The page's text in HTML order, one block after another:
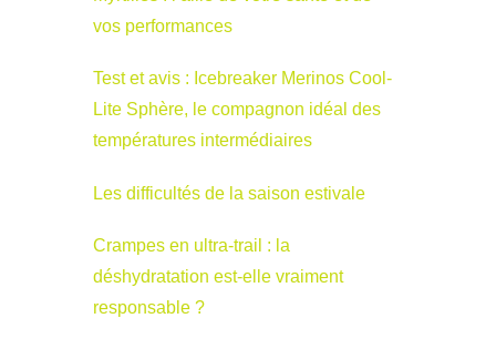
vos performances
Test et avis : Icebreaker Merinos Cool-
Lite Sphère, le compagnon idéal des
températures intermédiaires
Les difficultés de la saison estivale
Crampes en ultra-trail : la
déshydratation est-elle vraiment
responsable ?